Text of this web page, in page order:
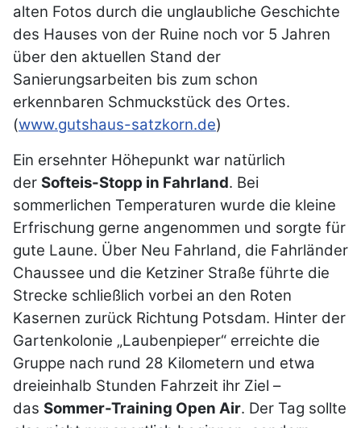
alten Fotos durch die unglaubliche Geschichte
des Hauses von der Ruine noch vor 5 Jahren
über den aktuellen Stand der
Sanierungsarbeiten bis zum schon
erkennbaren Schmuckstück des Ortes.
(www.gutshaus-satzkorn.de)
Ein ersehnter Höhepunkt war natürlich
der Softeis-Stopp in Fahrland. Bei
sommerlichen Temperaturen wurde die kleine
Erfrischung gerne angenommen und sorgte für
gute Laune. Über Neu Fahrland, die Fahrländer
Chaussee und die Ketziner Straße führte die
Strecke schließlich vorbei an den Roten
Kasernen zurück Richtung Potsdam. Hinter der
Gartenkolonie „Laubenpieper“ erreichte die
Gruppe nach rund 28 Kilometern und etwa
dreieinhalb Stunden Fahrzeit ihr Ziel –
das Sommer-Training Open Air. Der Tag sollte